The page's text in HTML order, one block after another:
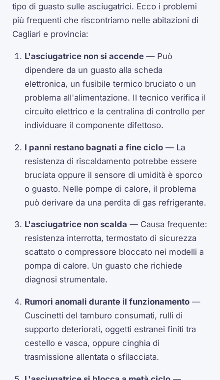
tipo di guasto sulle asciugatrici. Ecco i problemi
più frequenti che riscontriamo nelle abitazioni di
Cagliari e provincia:
L'asciugatrice non si accende — Può
dipendere da un guasto alla scheda
elettronica, un fusibile termico bruciato o un
problema all'alimentazione. Il tecnico verifica il
circuito elettrico e la centralina di controllo per
individuare il componente difettoso.
I panni restano bagnati a fine ciclo — La
resistenza di riscaldamento potrebbe essere
bruciata oppure il sensore di umidità è sporco
o guasto. Nelle pompe di calore, il problema
può derivare da una perdita di gas refrigerante.
L'asciugatrice non scalda — Causa frequente:
resistenza interrotta, termostato di sicurezza
scattato o compressore bloccato nei modelli a
pompa di calore. Un guasto che richiede
diagnosi strumentale.
Rumori anomali durante il funzionamento —
Cuscinetti del tamburo consumati, rulli di
supporto deteriorati, oggetti estranei finiti tra
cestello e vasca, oppure cinghia di
trasmissione allentata o sfilacciata.